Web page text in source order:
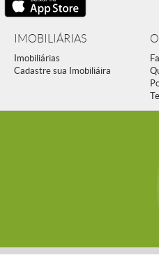
IMOBILIÁRIAS
Imobiliárias
Cadastre sua Imobiliáira